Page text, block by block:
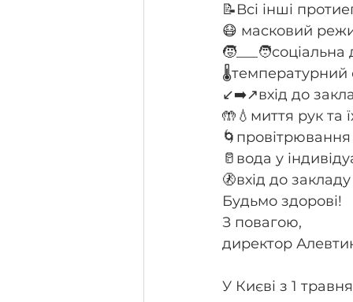
📝Всі інші
😷 масковий
🧒___🧑соціальна
🌡️температурний
↙️➡️↗️вхід до
🤲💧миття рук та
🥛вода у
🚷вхід до
Будьмо здорові!
З повагою,
директор
У Києві з 1